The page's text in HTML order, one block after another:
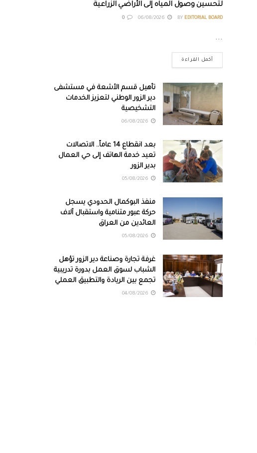
لتحسين وصول المياه إلى الأراضي الزراعية
BY EDITORIAL BOARD
0
...
أكمل القراءة
تأهيل قسم الأشعة في مستشفى
دير الزور الوطني لتعزيز الخدمات
التشخيصية
بعد انقطاع 14 عاماً.. الاتصالات
تعيد خدمة الهاتف إلى حي العمال
بدير الزور
منفذ البوكمال الحدودي يسجل
حركة عبور متنامية واستقبال آلاف
العائدين من العراق
غرفة تجارة وصناعة دير الزور تؤهل
الشباب لسوق العمل بدورة تدريبية
تجمع بين الريادة والتطبيق العملي